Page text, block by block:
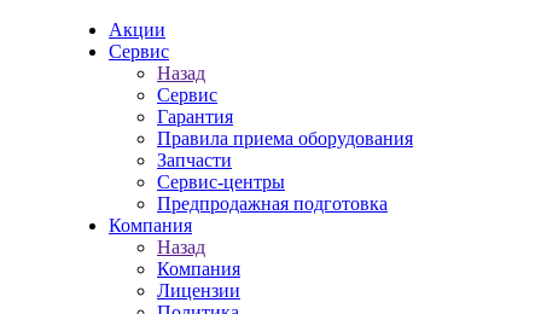
Акции
Сервис
Назад
Сервис
Гарантия
Правила приема оборудования
Запчасти
Сервис-центры
Предпродажная подготовка
Компания
Назад
Компания
Лицензии